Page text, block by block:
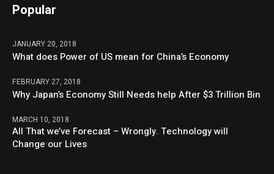
Popular
JANUARY 20, 2018
What does Power of US mean for China’s Economy
FEBRUARY 27, 2018
Why Japan’s Economy Still Needs help After $3 Trillion Bin
MARCH 10, 2018
All That we’ve Forecast – Wrongly. Technology will
Change our Lives